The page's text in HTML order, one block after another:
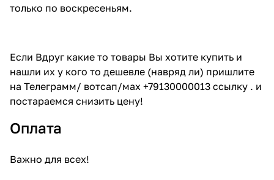
только по воскресеньям.
Если Вдруг какие то товары Вы хотите купить и
нашли их у кого то дешевле (навряд ли) пришлите
на Телеграмм/ вотсап/мах +79130000013 ссылку . и
постараемся снизить цену!
Оплата
Важно для всех!